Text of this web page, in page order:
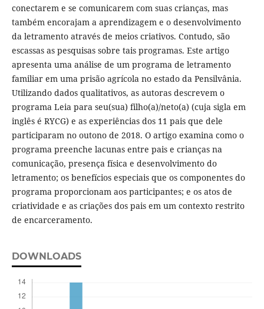
conectarem e se comunicarem com suas crianças, mas
também encorajam a aprendizagem e o desenvolvimento
da letramento através de meios criativos. Contudo, são
escassas as pesquisas sobre tais programas. Este artigo
apresenta uma análise de um programa de letramento
familiar em uma prisão agrícola no estado da Pensilvânia.
Utilizando dados qualitativos, as autoras descrevem o
programa Leia para seu(sua) filho(a)/neto(a) (cuja sigla em
inglês é RYCG) e as experiências dos 11 pais que dele
participaram no outono de 2018. O artigo examina como o
programa preenche lacunas entre pais e crianças na
comunicação, presença física e desenvolvimento do
letramento; os benefícios especiais que os componentes do
programa proporcionam aos participantes; e os atos de
criatividade e as criações dos pais em um contexto restrito
de encarceramento.
DOWNLOADS